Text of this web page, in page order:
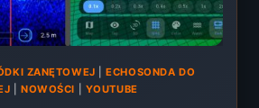
ZANĘTOWEJ |ECHOSONDA DO
|NOWOŚCI YOUTUBE